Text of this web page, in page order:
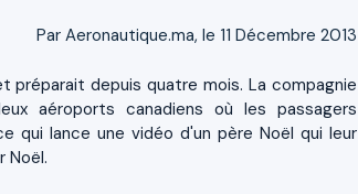
Par Aeronautique.ma, le 11 Décembre 2013
préparait depuis quatre mois. La compagnie
aéroports canadiens où les passagers
qui lance une vidéo d'un père Noël qui leur
Noël.